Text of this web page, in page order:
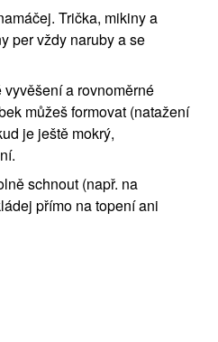
Trička, mikiny a
per vždy naruby a se
a rovnoměrné
můžeš formovat (natažení
je ještě mokrý,
schnout (např. na
přímo na topení ani